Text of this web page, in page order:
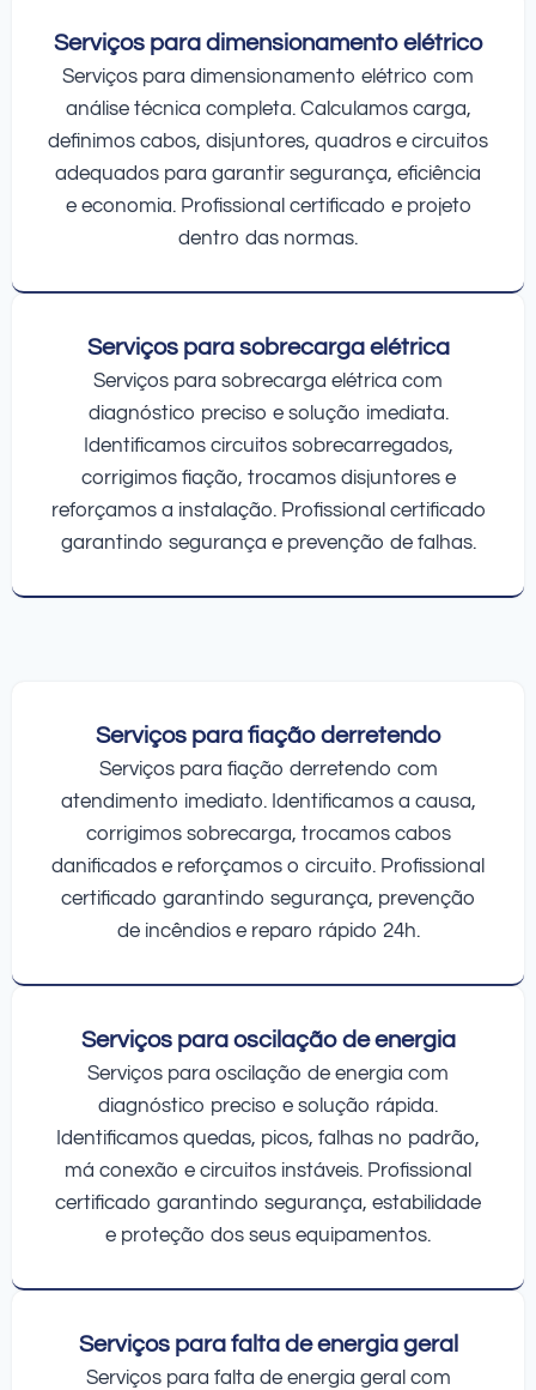
Serviços para dimensionamento elétrico
Serviços para dimensionamento elétrico com
análise técnica completa. Calculamos carga,
definimos cabos, disjuntores, quadros e circuitos
adequados para garantir segurança, eficiência
e economia. Profissional certificado e projeto
dentro das normas.
Serviços para sobrecarga elétrica
Serviços para sobrecarga elétrica com
diagnóstico preciso e solução imediata.
Identificamos circuitos sobrecarregados,
corrigimos fiação, trocamos disjuntores e
reforçamos a instalação. Profissional certificado
garantindo segurança e prevenção de falhas.
Serviços para fiação derretendo
Serviços para fiação derretendo com
atendimento imediato. Identificamos a causa,
corrigimos sobrecarga, trocamos cabos
danificados e reforçamos o circuito. Profissional
certificado garantindo segurança, prevenção
de incêndios e reparo rápido 24h.
Serviços para oscilação de energia
Serviços para oscilação de energia com
diagnóstico preciso e solução rápida.
Identificamos quedas, picos, falhas no padrão,
má conexão e circuitos instáveis. Profissional
certificado garantindo segurança, estabilidade
e proteção dos seus equipamentos.
Serviços para falta de energia geral
Serviços para falta de energia geral com